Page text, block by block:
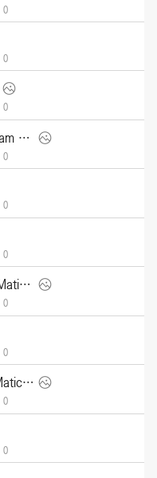
0
0
0
람보르기니 Temerario Ad Personam (2026)
0
0
0
메르세데스-AMG CLA45 AMG 4Matic (2027)
0
0
메르세데스-벤츠 CLA45 AMG 4Matic (2027)
0
0